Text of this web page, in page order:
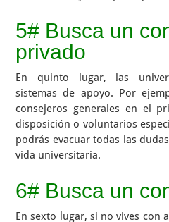
5# Busca un
privado
En quinto lugar, las
sistemas de apoyo. Por
consejeros generales en el
disposición o voluntarios
podrás evacuar todas las
vida universitaria.
6# Busca un
En sexto lugar, si no vives con